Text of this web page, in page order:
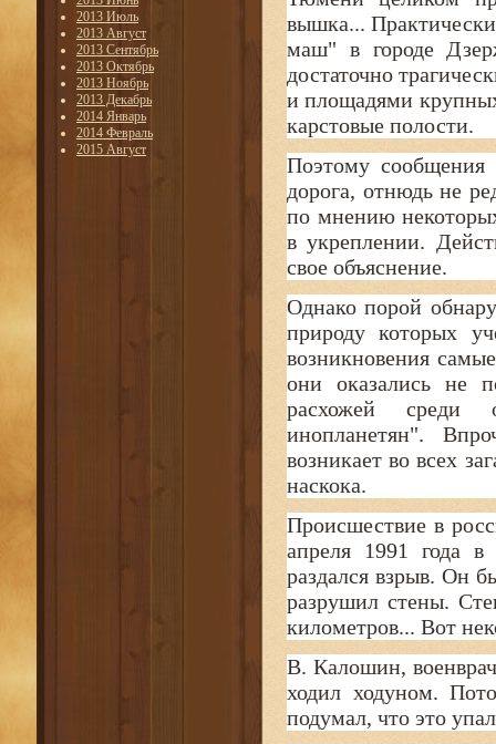
2013 Июль
2013 Август
2013 Сентябрь
2013 Октябрь
2013 Ноябрь
2013 Декабрь
2014 Январь
2014 Февраль
2015 Август
вышка...
маш" в городе
достаточно
и площадями
карстовые полости.
Поэтому сообщения
дорога, отнюдь не
по мнению
в укреплении.
свое объяснение.
Однако порой
природу которых
возникновения
они оказались не
расхожей среди
инопланетян".
возникает во всех
наскока.
Происшествие в
апреля 1991 года в
раздался взрыв. Он
разрушил стены.
километров... Вот
В. Калошин,
ходил ходуном.
подумал, что это